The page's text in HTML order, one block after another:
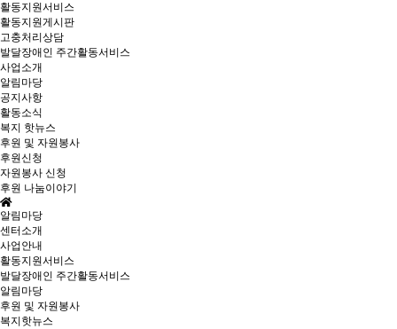
활동지원서비스
활동지원게시판
고충처리상담
발달장애인 주간활동서비스
사업소개
알림마당
공지사항
활동소식
복지 핫뉴스
후원 및 자원봉사
후원신청
자원봉사 신청
후원 나눔이야기
알림마당
센터소개
사업안내
활동지원서비스
발달장애인 주간활동서비스
알림마당
후원 및 자원봉사
복지핫뉴스